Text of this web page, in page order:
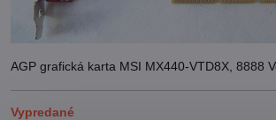
AGP grafická karta MSI MX440-VTD8X, 8888
Vypredané